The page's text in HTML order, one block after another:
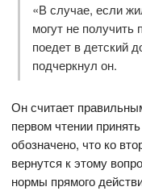
«В случае, если
могут не получить
поедет в детский
подчеркнул он.
Он считает
первом чтении
обозначено, что ко
вернутся к этому
нормы прямого